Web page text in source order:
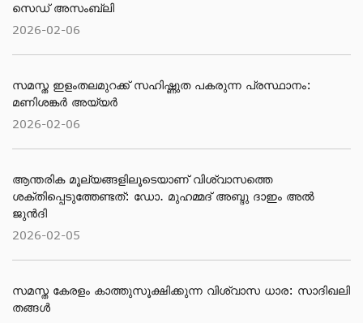
സെഡ് അസംബ്ലി
2026-02-06
സമസ്ത ഇളംതലമുറക്ക് സഹിഷ്ണുത പകരുന്ന പ്രസ്ഥാനം:
മണിശങ്കർ അയ്യർ
2026-02-06
ആന്തരിക മൂല്യങ്ങളിലൂടെയാണ് വിശ്വാസത്തെ
ശക്തിപ്പെടുത്തേണ്ടത്: ഡോ. മുഹമ്മദ് അബ്ദു ദാഇം അല്‍
ജുന്‍ദി
2026-02-05
സമസ്ത കേരളം കാത്തുസൂക്ഷിക്കുന്ന വിശ്വാസ ധാര: സാദിഖലി
തങ്ങൾ